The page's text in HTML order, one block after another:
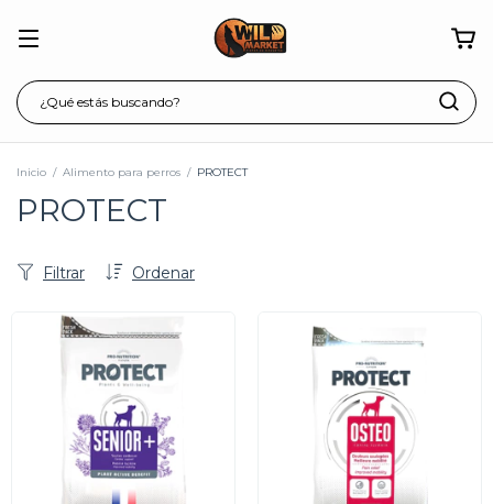
Inicio / Alimento para perros / PROTECT
PROTECT
Ordenar
Filtrar